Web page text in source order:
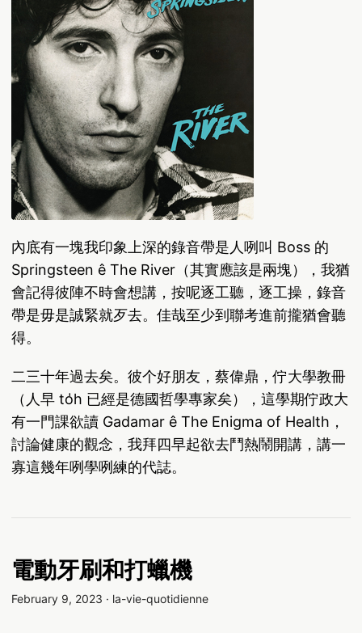
內底有一塊我印象上深的錄音帶是人咧叫 Boss 的
Springsteen ê The River（其實應該是兩塊），我猶
會記得彼陣不時會想講，按呢逐工聽，逐工操，錄音
帶是毋是誠緊就歹去。佳哉至少到聯考進前攏猶會聽
得。
二三十年過去矣。彼个好朋友，蔡偉鼎，佇大學教冊
（人早 to̍h 已經是德國哲學專家矣），這學期佇政大
有一門課欲讀 Gadamar ê The Enigma of Health，
討論健康的觀念，我拜四早起欲去鬥熱鬧開講，講一
寡這幾年咧學咧練的代誌。
電動牙刷和打蠟機
February 9, 2023 · la-vie-quotidienne